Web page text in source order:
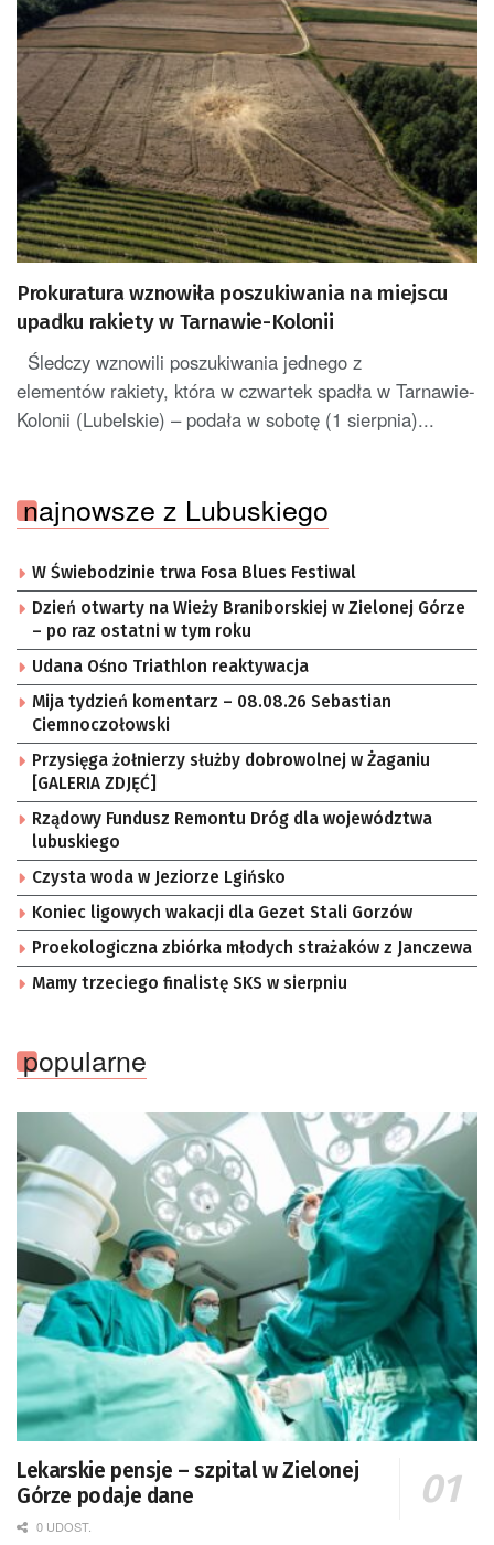
Prokuratura wznowiła poszukiwania na miejscu
upadku rakiety w Tarnawie-Kolonii
Śledczy wznowili poszukiwania jednego z
elementów rakiety, która w czwartek spadła w Tarnawie-
Kolonii (Lubelskie) – podała w sobotę (1 sierpnia)...
najnowsze z Lubuskiego
W Świebodzinie trwa Fosa Blues Festiwal
Dzień otwarty na Wieży Braniborskiej w Zielonej Górze
– po raz ostatni w tym roku
Udana Ośno Triathlon reaktywacja
Mija tydzień komentarz – 08.08.26 Sebastian
Ciemnoczołowski
Przysięga żołnierzy służby dobrowolnej w Żaganiu
[GALERIA ZDJĘĆ]
Rządowy Fundusz Remontu Dróg dla województwa
lubuskiego
Czysta woda w Jeziorze Lgińsko
Koniec ligowych wakacji dla Gezet Stali Gorzów
Proekologiczna zbiórka młodych strażaków z Janczewa
Mamy trzeciego finalistę SKS w sierpniu
popularne
Lekarskie pensje – szpital w Zielonej
Górze podaje dane
0 UDOST.